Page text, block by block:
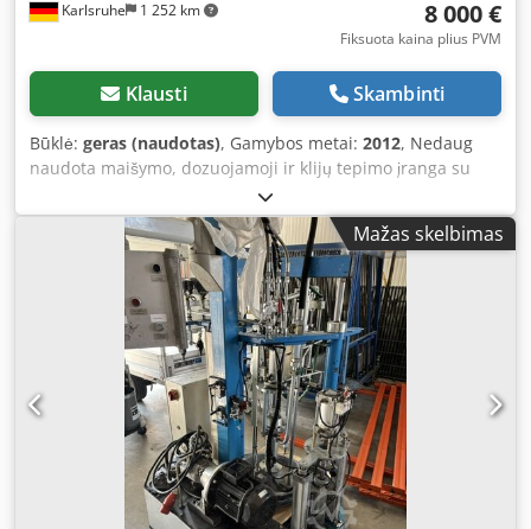
Karlsruhe 1 252 km 8 000 €
Fiksuota kaina plius PVM
Klausti Skambinti
Būklė: geras (naudotas), Gamybos metai: 2012, Nedaug
naudota maišymo, dozuojamoji ir klijų tepimo įranga su
krumpliniu siurbliu, puikios būklės: t-s-i mastermix gear
basic – Maišymo ir dozuojamoji įranga dvikomponenčiams
silikoniniams klijams – Dvikomponenčių krumplinių siurblių
dozuojamoji įranga – Žarna, 2,5 m, dvikomponenčio
pistoleto rinkinys Dcodpfxszq S Ife Ankjk – „Siemens S7-
200“ valdiklis – Viršslėgio / trūkumo apsauga – Leidžiamo
laiko stebėjimas su garsiniu įspėjimu – 200 litrų A
komponento talpa – 20 litrų B komponento talpa –
Pasukamo svirties prailginimas 800 mm – Pasukamos
svirties pakėlimas 300 mm – Žarnos prailginimas 1000 mm
– Automatinis purškimas, kai įranga yra „parkavimo“
padėtyje – Pagaminta 2012 m., atnaujinta „T-S-I“ 2016–2017
m. – Įranga naudota nedaug – Pardavimo vieta: Karlsrūhė /
Pietų Vokietija – Apžiūra galima iš anksto susitarus
Mažas skelbimas